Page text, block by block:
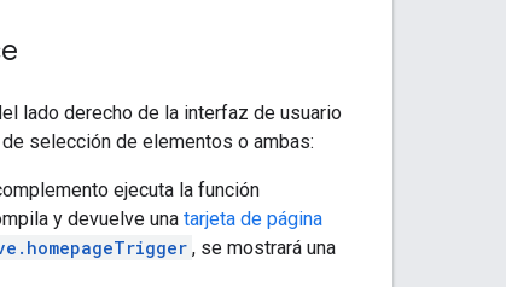
lado derecho de la interfaz de usuario
selección de elementos o ambas:
ejecuta la función
y devuelve una tarjeta de página
, se mostrará una